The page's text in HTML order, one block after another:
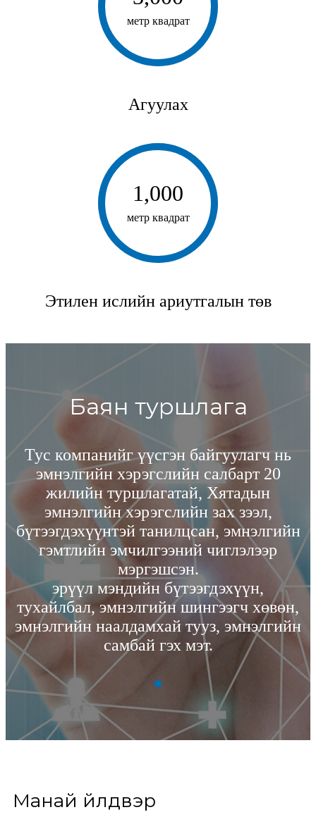
метр квадрат
Агуулах
1,000
метр квадрат
Этилен ислийн ариутгалын төв
Баян туршлага
Тус компанийг үүсгэн байгуулагч нь
эмнэлгийн хэрэгслийн салбарт 20
жилийн туршлагатай, Хятадын
эмнэлгийн хэрэгслийн зах зээл,
бүтээгдэхүүнтэй танилцсан, эмнэлгийн
гэмтлийн эмчилгээний чиглэлээр
мэргэшсэн.
эрүүл мэндийн бүтээгдэхүүн,
тухайлбал, эмнэлгийн шингээгч хөвөн,
эмнэлгийн наалдамхай тууз, эмнэлгийн
самбай гэх мэт.
Манай үйлдвэр